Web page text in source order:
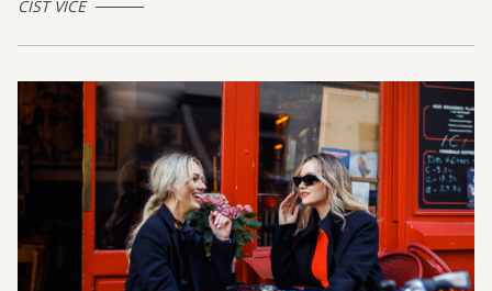
ČÍST VÍCE